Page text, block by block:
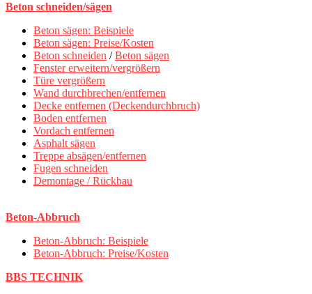
Beton schneiden/sägen
Beton sägen: Beispiele
Beton sägen: Preise/Kosten
Beton schneiden /Beton sägen
Fenster erweitern/vergrößern
Türe vergrößern
Wand durchbrechen/entfernen
Decke entfernen (Deckendurchbruch)
Boden entfernen
Vordach entfernen
Asphalt sägen
Treppe absägen/entfernen
Fugen schneiden
Demontage / Rückbau
Beton-Abbruch
Beton-Abbruch: Beispiele
Beton-Abbruch: Preise/Kosten
BBS TECHNIK